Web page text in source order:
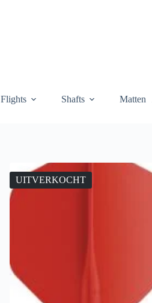
Flights Shafts Matten
UITVERKOCHT